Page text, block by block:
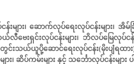
ား၊ ဆောက်လုပ်ရေးလုပ်ငန်းများ၊ အိမ်
ဗေးရှင်းလုပ်ငန်းများ၊ ဘိလပ်မြေလုပ်ငန်
င်းသယ်ယူပို့ဆောင်ရေးလုပ်ငန်း(မိုးပျံရထား
၊ ဆိပ်ကမ်းများ နှင့် သင်္ဘောလုပ်ငန်းများ